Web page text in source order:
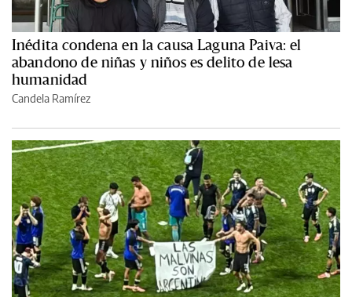
Inédita condena en la causa Laguna Paiva: el
abandono de niñas y niños es delito de lesa
humanidad
Candela Ramírez